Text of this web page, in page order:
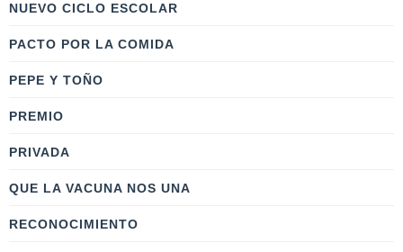
NUEVO CICLO ESCOLAR
PACTO POR LA COMIDA
PEPE Y TOÑO
PREMIO
PRIVADA
QUE LA VACUNA NOS UNA
RECONOCIMIENTO